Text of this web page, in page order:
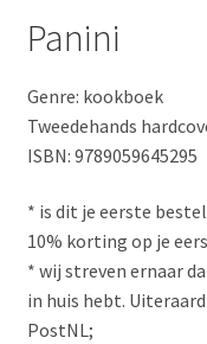
Panini
Genre: kookboek
Tweedehands
ISBN: 9789059645295
* is dit je eerste
10% korting op je
* wij streven ernaar
in huis hebt.
PostNL;